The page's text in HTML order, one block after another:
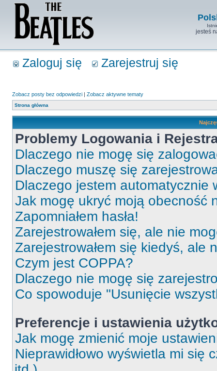
jesteś
Zaloguj się Zarejestruj się
Zobacz posty bez odpowiedzi | Zobacz aktywne tematy
Strona główna
Problemy Logowania i
Dlaczego nie mogę się
Dlaczego muszę się
Dlaczego jestem automatycznie
Jak mogę ukryć moją obecność
Zapomniałem hasła!
Zarejestrowałem się, ale nie
Zarejestrowałem się kiedyś, ale
Czym jest COPPA?
Dlaczego nie mogę się
Co spowoduje "Usunięcie
Preferencje i ustawienia
Jak mogę zmienić moje
Nieprawidłowo wyświetla mi się